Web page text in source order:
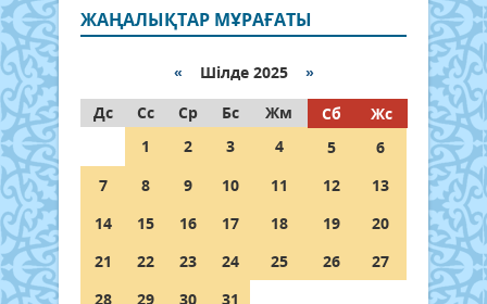
ЖАҢАЛЫҚТАР МҰРАҒАТЫ
« Шілде 2025 »
Дс
Сс Ср Бс Жм Сб
Жс
1
2 3 4 5
6
7
8 9 10 11 12
13
14
15 16 17 18 19
20
21
22 23 24 25 26
27
28
29 30 31